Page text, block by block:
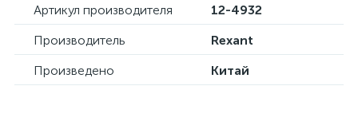
Артикул производителя
12-4932
Производитель
Rexant
Произведено
Китай